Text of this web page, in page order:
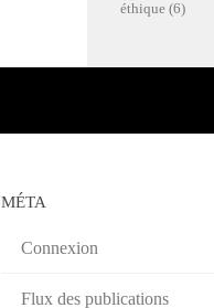
éthique (6)
MÉTA
Connexion
Flux des publications